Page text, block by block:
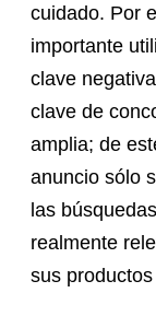
cuidado. Por
importante
clave
clave de
amplia; de
anuncio sólo
las
realmente
sus